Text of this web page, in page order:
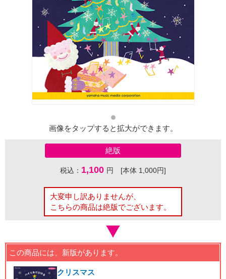
画像をタップすると拡大ができます。
絶版
税込： 1,100 円 [本体 1,000円]
大変申し訳ありませんが、
こちらの商品は絶版でございます。
この商品には、新版があります。
クリスマス